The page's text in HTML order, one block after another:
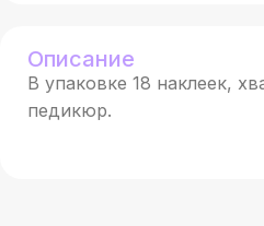
Описание
В упаковке 18 наклеек,
педикюр.